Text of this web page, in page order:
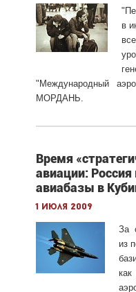
в
"Международный
МОРДАНЬ.
Время
авиации:
авиабазы в
1 июля 2009
За
из
как